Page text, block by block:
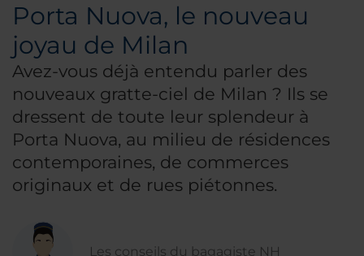
Porta Nuova, le nouveau
joyau de Milan
Avez-vous déjà entendu parler des
nouveaux gratte-ciel de Milan ? Ils se
dressent de toute leur splendeur à
Porta Nuova, au milieu de résidences
contemporaines, de commerces
originaux et de rues piétonnes.
Les conseils du bagagiste NH